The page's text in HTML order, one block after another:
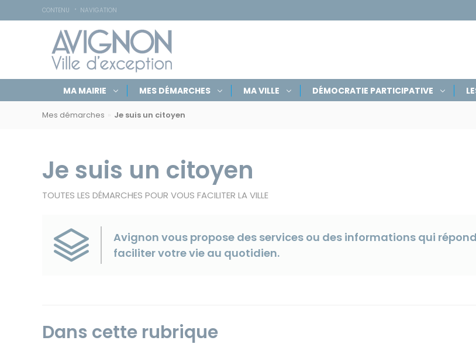
Accessibilité
CONTENU NAVIGATION
Rechercher
sur
avignon.fr
Masquer
formulaire
de
recherche
Navigation
par
rubriques
MA MAIRIE MES DÉMARCHES MA VILLE DÉMOCRATIE PARTICIPATIVE
par
Mes démarches Je suis un citoyen
Je suis un citoyen
TOUTES LES DÉMARCHES POUR VOUS FACILITER LA VILLE
Avignon vous propose des services ou des informations qui
faciliter votre vie au quotidien.
Dans cette rubrique